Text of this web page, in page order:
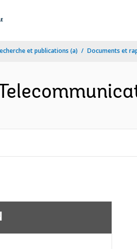
et publications (a) Documents et